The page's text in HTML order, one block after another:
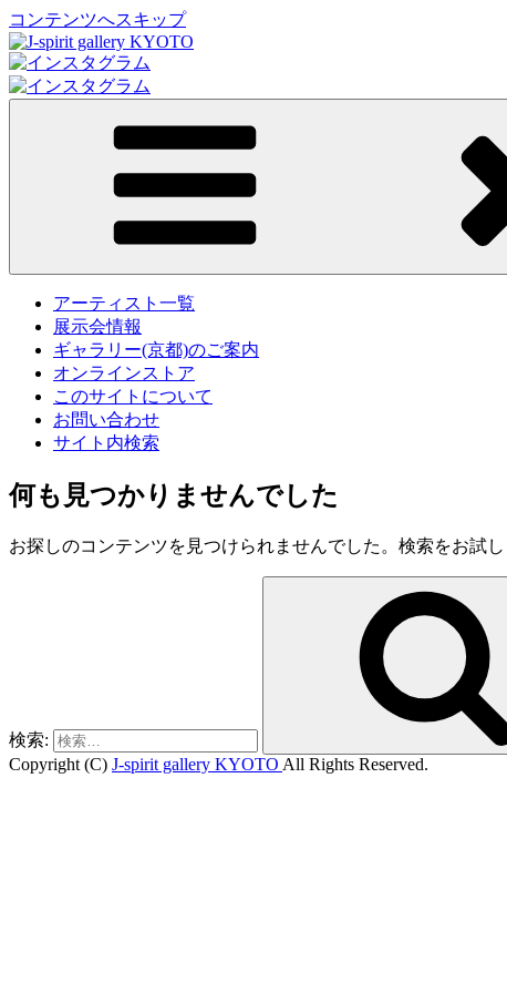
コンテンツへスキップ
J-spirit gallery KYOTO
J-spirit galleryは、明治期に建てられた京町家を改装したギャ
たお立ち寄り頂ければ幸甚です。
アーティスト一覧
展示会情報
ギャラリー(京都)のご案内
オンラインストア
このサイトについて
お問い合わせ
サイト内検索
何も見つかりませんでした
お探しのコンテンツを見つけられませんでした。検索をお試し
検索:
Copyright (C) J-spirit gallery KYOTO All Rights Reserved.